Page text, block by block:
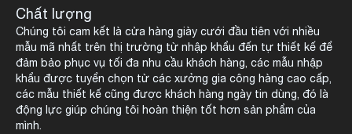
Chất lượng
Chúng tôi cam kết là cửa hàng giày cưới đầu tiên với nhiều
mẫu mã nhất trên thị trường từ nhập khẩu đến tự thiết kế để
đảm bảo phục vụ tối đa nhu cầu khách hàng, các mẫu nhập
khẩu được tuyển chọn từ các xưởng gia công hàng cao cấp,
các mẫu thiết kế cũng được khách hàng ngày tin dùng, đó là
động lực giúp chúng tôi hoàn thiện tốt hơn sản phẩm của
mình.